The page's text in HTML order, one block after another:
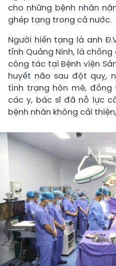
cho những bệnh nhân
ghép tạng trong cả nước.
Người hiến tạng là anh
tỉnh Quảng Ninh, là
công tác tại Bệnh viện
huyết não sau đột quỵ,
tình trạng hôn mê, đồng
các y, bác sĩ đã nỗ lực
bệnh nhân không cải